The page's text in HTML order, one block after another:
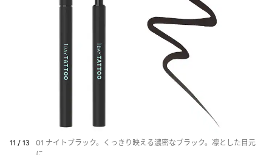
02 ダークブラウン 使用イメージ。